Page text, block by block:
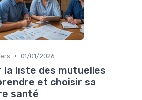
• 01/01/2026
la liste des mutuelles
et choisir sa
santé